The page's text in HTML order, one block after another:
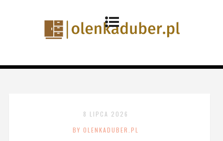
8 LIPCA 2026
BY OLENKADUBER.PL